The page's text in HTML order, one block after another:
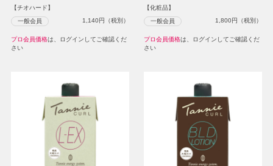
【チオハード】
一般会員 1,140円（税別）
プロ会員価格は、ログインしてご確認くだ
さい
【化粧品】
一般会員 1,800円（税別）
プロ会員価格は、ログインしてご確認くだ
さい